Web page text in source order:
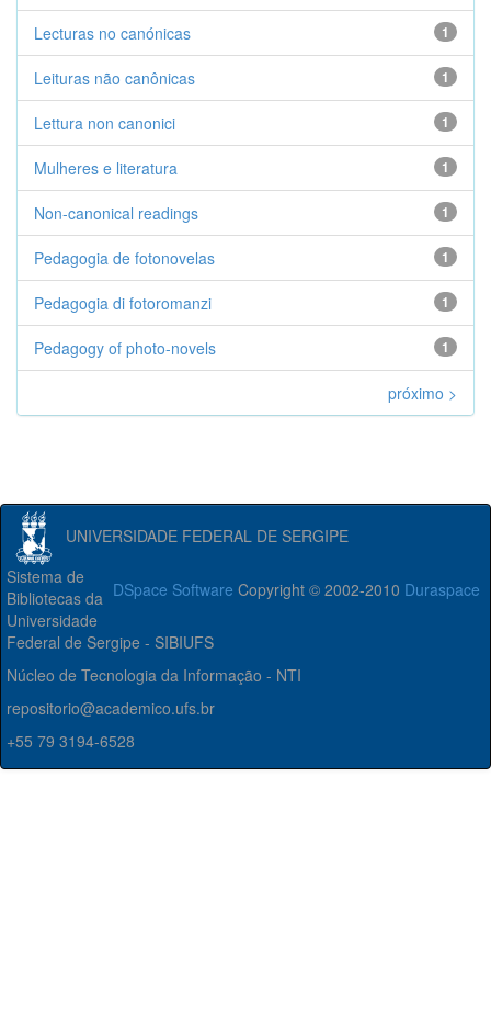
1
Lecturas no canónicas
1
Leituras não canônicas
1
Lettura non canonici
1
Mulheres e literatura
1
Non-canonical readings
1
Pedagogia de fotonovelas
1
Pedagogia di fotoromanzi
1
Pedagogy of photo-novels
próximo >
UNIVERSIDADE FEDERAL DE SERGIPE
DSpace Software Copyright © 2002-2010 Duraspace
Sistema de
Bibliotecas da
Universidade
Federal de Sergipe - SIBIUFS
Núcleo de Tecnologia da Informação - NTI
repositorio@academico.ufs.br
+55 79 3194-6528